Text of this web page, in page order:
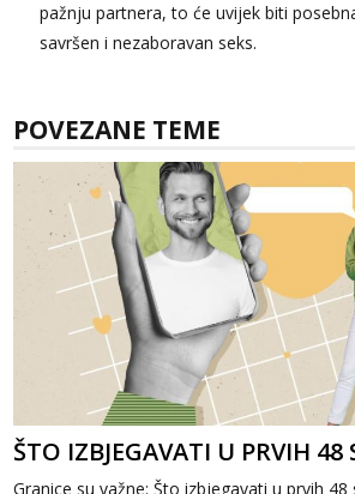
pažnju partnera, to će uvijek biti
savršen i nezaboravan seks.
POVEZANE TEME
Granice su važne: Što izbjegavati u prvih